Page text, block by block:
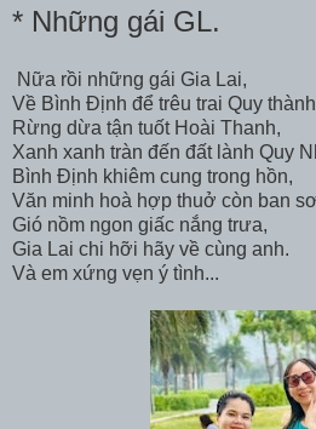
* Những gái GL.
Nữa rồi những gái Gia Lai,
Về Bình Định để trêu trai Quy
Rừng dừa tận tuốt Hoài Thanh,
Xanh xanh tràn đến đất lành Quy
Bình Định khiêm cung trong hồn,
Văn minh hoà hợp thuở còn ban
Gió nồm ngon giấc nắng trưa,
Gia Lai chi hỡi hãy về cùng anh.
Và em xứng vẹn ý tình...